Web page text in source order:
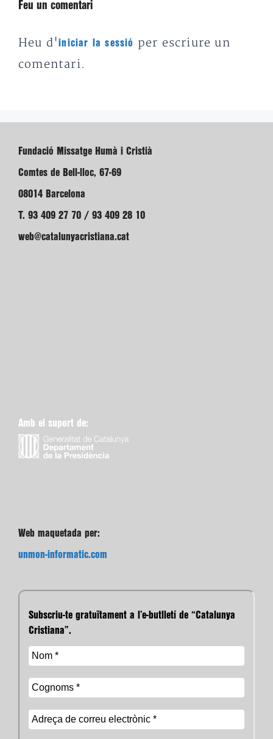
Feu un comentari
Heu d'iniciar la sessió
per escriure un
comentari.
Fundació Missatge Humà i Cristià
Comtes de Bell-lloc, 67-69
08014 Barcelona
T. 93 409 27 70 / 93 409 28 10
web@catalunyacristiana.cat
Amb el suport de:
Web maquetada per:
unmon-informatic.com
Subscriu-te gratuïtament a l’e-butlletí de “Catalunya